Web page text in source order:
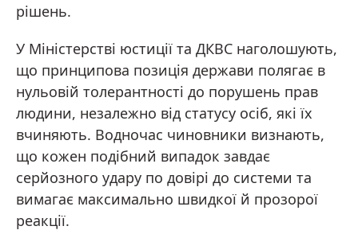
рішень.
У Міністерстві юстиції та ДКВС наголошують,
що принципова позиція держави полягає в
нульовій толерантності до порушень прав
людини, незалежно від статусу осіб, які їх
вчиняють. Водночас чиновники визнають,
що кожен подібний випадок завдає
серйозного удару по довірі до системи та
вимагає максимально швидкої й прозорої
реакції.